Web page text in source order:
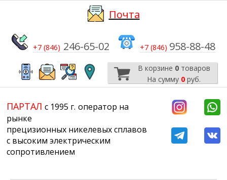
Почта
+7 (846) 246-65-02 +7 (846) 958-88-48
В корзине 0товаров
На сумму 0 руб.
ПАРТАЛ с 1995 г. ​​​​​​​оператор на
рынке
прецизионных никелевых сплавов
с высоким электрическим
сопротивлением